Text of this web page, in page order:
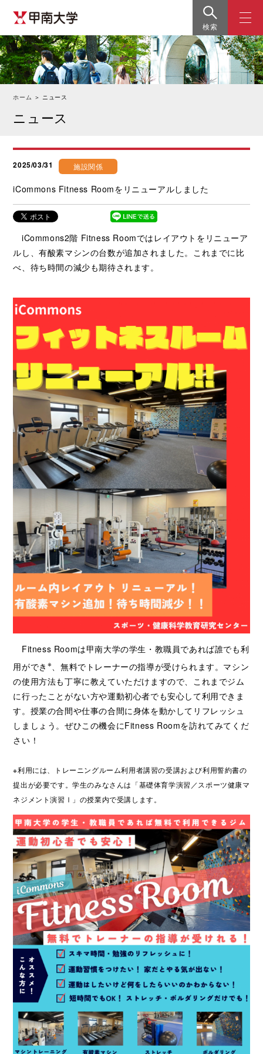
検索
ホーム ＞ニュース
ニュース
2025/03/31 施設関係
iCommons Fitness Roomをリニューアルしました
iCommons2階 Fitness Roomではレイアウトをリニューア
ルし、有酸素マシンの台数が追加されました。これまでに比
べ、待ち時間の減少も期待されます。
Fitness Roomは甲南大学の学生・教職員であれば誰でも利
用ができ ※
、無料でトレーナーの指導が受けられます。マシン
の使用方法も丁寧に教えていただけますので、これまでジム
に行ったことがない方や運動初心者でも安心して利用できま
す。授業の合間や仕事の合間に身体を動かしてリフレッシュ
しましょう。ぜひこの機会にFitness Roomを訪れてみてくだ
さい！
※利用には、トレーニングルーム利用者講習の受講および利用誓約書の
提出が必要です。学生のみなさんは「基礎体育学演習／スポーツ健康マ
ネジメント演習Ⅰ」の授業内で受講します。